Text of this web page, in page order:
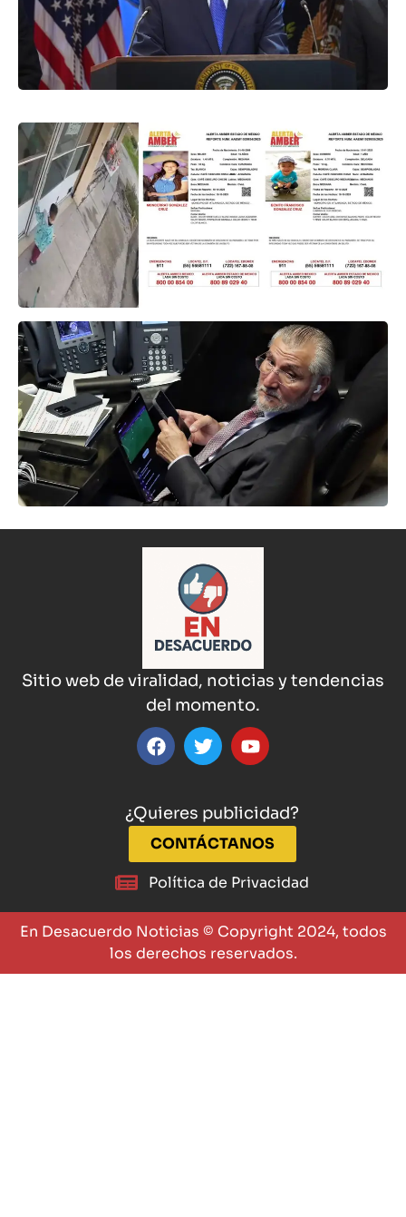
¿Quieres publicidad?
CONTÁCTANOS
Política de Privacidad
Sitio web de viralidad, noticias y tendencias
del momento.
En Desacuerdo Noticias © Copyright 2024, todos
los derechos reservados.